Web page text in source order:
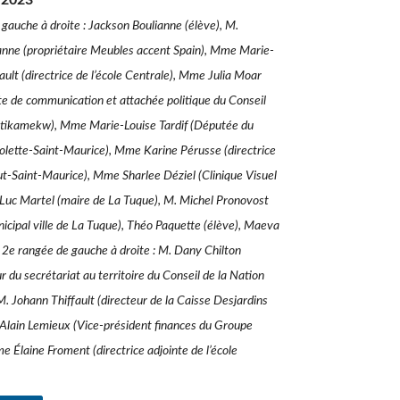
à droite : Jackson Boulianne (élève), M.
(propriétaire Meubles accent Spain), Mme Marie-
(directrice de l’école Centrale), Mme Julia Moar
de communication et attachée politique du Conseil
Mme Marie-Louise Tardif (Députée du
Saint-Maurice), Mme Karine Pérusse (directrice
Saint-Maurice), Mme Sharlee Déziel (Clinique Visuel
Martel (maire de La Tuque), M. Michel Pronovost
ville de La Tuque), Théo Paquette (élève), Maeva
rangée de gauche à droite : M. Dany Chilton
du secrétariat au territoire du Conseil de la Nation
Johann Thiffault (directeur de la Caisse Desjardins
Lemieux (Vice-président finances du Groupe
Élaine Froment (directrice adjointe de l’école